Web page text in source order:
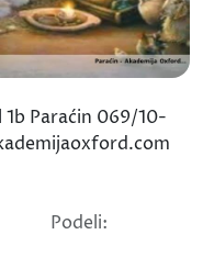
1b Paraćin 069/10-
Podeli: